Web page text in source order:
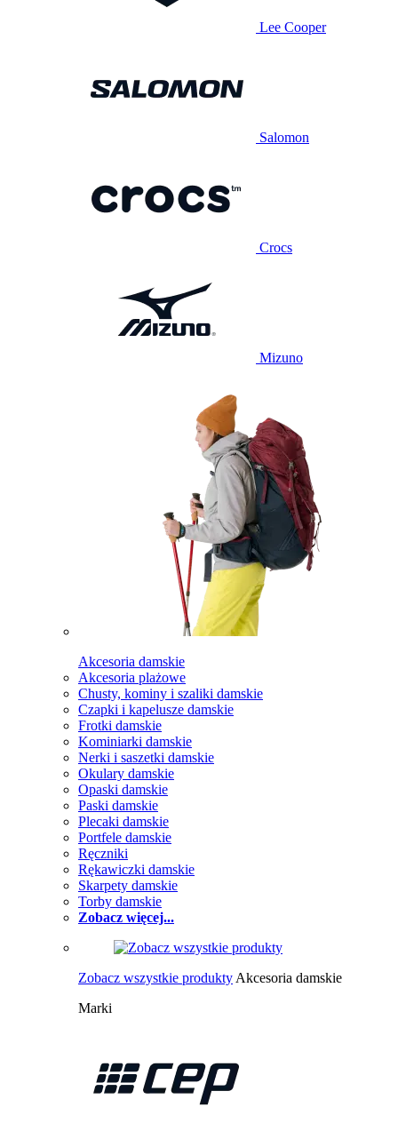
Lee Cooper
Salomon
Crocs
Mizuno
Akcesoria damskie
Akcesoria plażowe
Chusty, kominy i szaliki damskie
Czapki i kapelusze damskie
Frotki damskie
Kominiarki damskie
Nerki i saszetki damskie
Okulary damskie
Opaski damskie
Paski damskie
Plecaki damskie
Portfele damskie
Ręczniki
Rękawiczki damskie
Skarpety damskie
Torby damskie
Zobacz więcej...
Zobacz wszystkie produkty Akcesoria damskie
Marki